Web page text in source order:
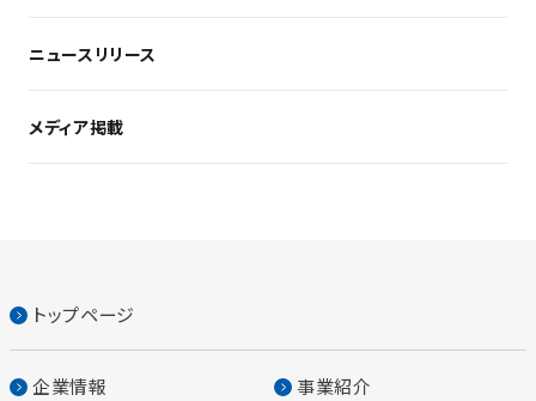
ニュースリリース
メディア掲載
トップページ
企業情報 事業紹介